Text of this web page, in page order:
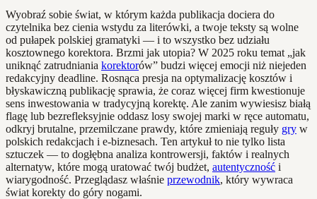
Wyobraź sobie świat, w którym każda publikacja dociera do
czytelnika bez cienia wstydu za literówki, a twoje teksty są wolne
od pułapek polskiej gramatyki — i to wszystko bez udziału
kosztownego korektora. Brzmi jak utopia? W 2025 roku temat „jak
uniknąć zatrudniania korektorów” budzi więcej emocji niż niejeden
redakcyjny deadline. Rosnąca presja na optymalizację kosztów i
błyskawiczną publikację sprawia, że coraz więcej firm kwestionuje
sens inwestowania w tradycyjną korektę. Ale zanim wywiesisz białą
flagę lub bezrefleksyjnie oddasz losy swojej marki w ręce automatu,
odkryj brutalne, przemilczane prawdy, które zmieniają reguły gry w
polskich redakcjach i e-biznesach. Ten artykuł to nie tylko lista
sztuczek — to dogłębna analiza kontrowersji, faktów i realnych
alternatyw, które mogą uratować twój budżet, autentyczność i
wiarygodność. Przeglądasz właśnie przewodnik, który wywraca
świat korekty do góry nogami.